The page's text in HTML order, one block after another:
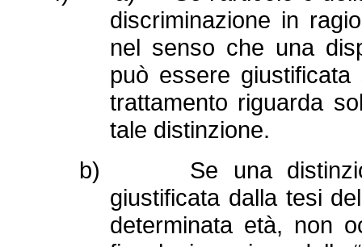
discriminazione in
nel senso che una
può essere
trattamento riguarda
tale distinzione.
b) Se una distinzione
giustificata dalla tesi
determinata età, non